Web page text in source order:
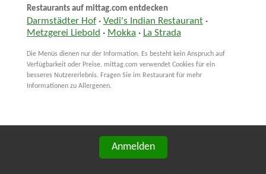
Restaurants auf mittag.com entdecken
Darmstädter Hof· Vedi's Indian Restaurant·
Metzgerei Liebold · Mokka · La Strada
Die Menüs dienen nur der Information. Es besteht kein Anspruch auf
Verfügbarkeit oder Preise. mittag.com verwendet Cookies für ein
besseres Nutzererlebnis. Fragen Sie im Restaurant für mehr
Informationen zu Allergenen.
Anmelden